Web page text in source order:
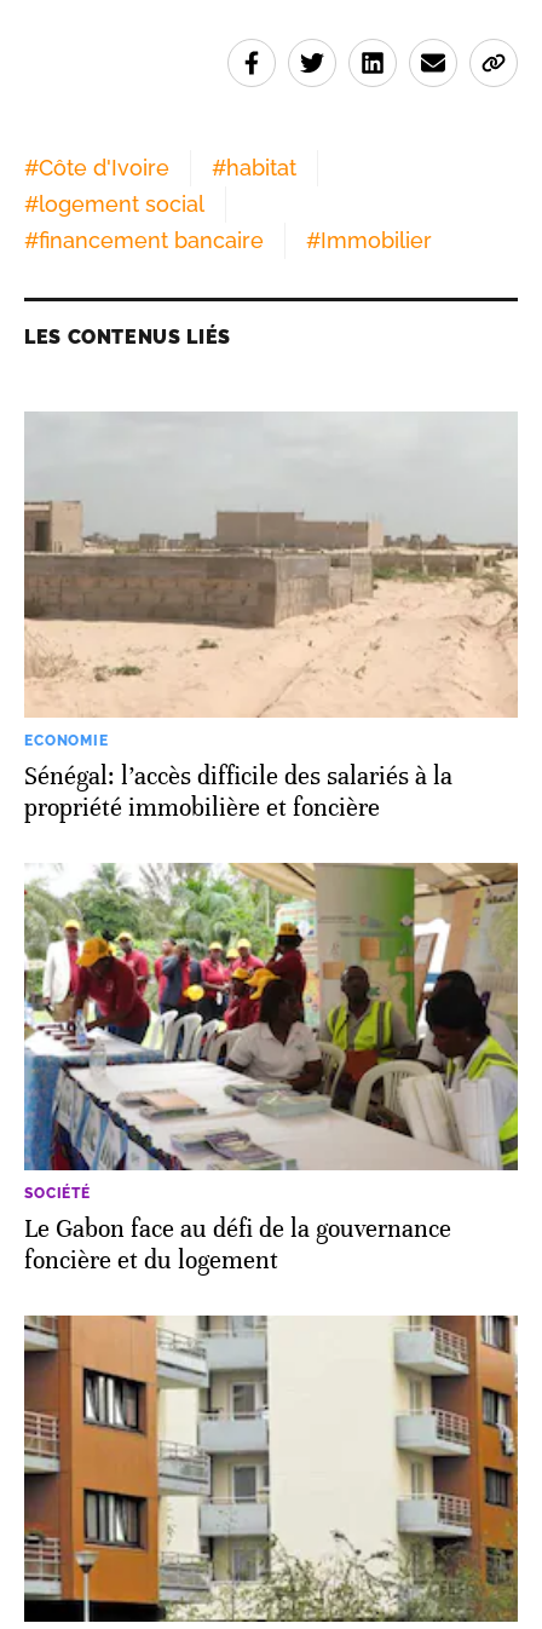
#Côte d'Ivoire #habitat
#logement social
#financement bancaire #Immobilier
LES CONTENUS LIÉS
ECONOMIE
Sénégal: l’accès difficile des salariés à la
propriété immobilière et foncière
SOCIÉTÉ
Le Gabon face au défi de la gouvernance
foncière et du logement